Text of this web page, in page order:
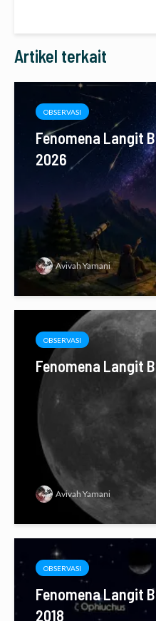
Artikel terkait
OBSERVASI
Fenomena Langit
2026
Avivah Yamani
OBSERVASI
Fenomena Langit
Avivah Yamani
OBSERVASI
Fenomena Langit
2018